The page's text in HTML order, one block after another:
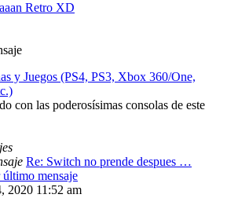
Retro XD
y Juegos (PS4, PS3, Xbox 360/One,
con las poderosísimas consolas de este
Re: Switch no prende despues …
último mensaje
2020 11:52 am